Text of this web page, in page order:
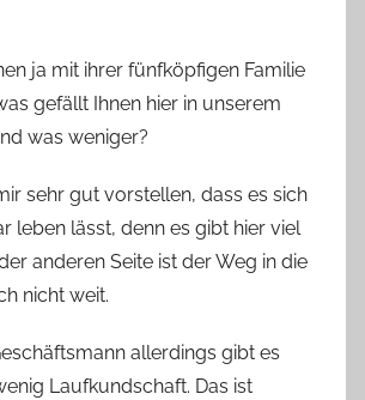
ja mit ihrer fünfköpfigen Familie
gefällt Ihnen hier in unserem
was weniger?
sehr gut vorstellen, dass es sich
leben lässt, denn es gibt hier viel
anderen Seite ist der Weg in die
nicht weit.
allerdings gibt es
Laufkundschaft. Das ist